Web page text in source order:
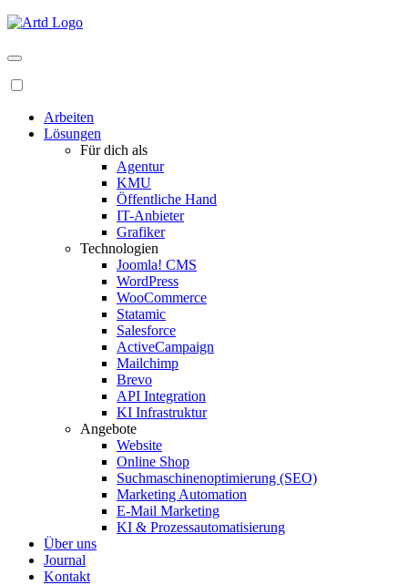
Arbeiten
Lösungen
Für dich als
Agentur
KMU
Öffentliche Hand
IT-Anbieter
Grafiker
Technologien
Joomla! CMS
WordPress
WooCommerce
Statamic
Salesforce
ActiveCampaign
Mailchimp
Brevo
API Integration
KI Infrastruktur
Angebote
Website
Online Shop
Suchmaschinenoptimierung (SEO)
Marketing Automation
E-Mail Marketing
KI & Prozessautomatisierung
Über uns
Journal
Kontakt